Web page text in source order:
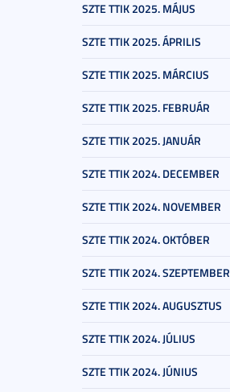
SZTE TTIK 2025. MÁJUS
SZTE TTIK 2025. ÁPRILIS
SZTE TTIK 2025. MÁRCIUS
SZTE TTIK 2025. FEBRUÁR
SZTE TTIK 2025. JANUÁR
SZTE TTIK 2024. DECEMBER
SZTE TTIK 2024. NOVEMBER
SZTE TTIK 2024. OKTÓBER
SZTE TTIK 2024. SZEPTEMBER
SZTE TTIK 2024. AUGUSZTUS
SZTE TTIK 2024. JÚLIUS
SZTE TTIK 2024. JÚNIUS